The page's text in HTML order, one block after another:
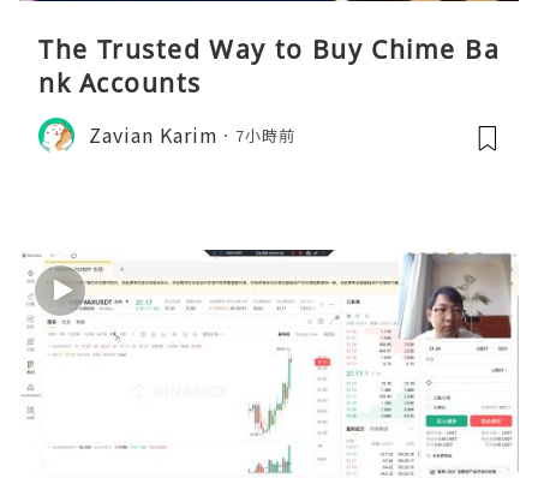
The Trusted Way to Buy Chime Ba
nk Accounts
Zavian Karim 7小時前